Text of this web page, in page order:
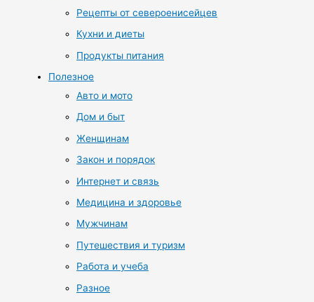
Рецепты от североенисейцев
Кухни и диеты
Продукты питания
Полезное
Авто и мото
Дом и быт
Женщинам
Закон и порядок
Интернет и связь
Медицина и здоровье
Мужчинам
Путешествия и туризм
Работа и учеба
Разное